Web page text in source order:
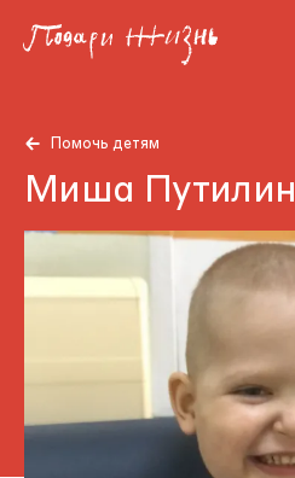
Помочь детям
Миша Путилин